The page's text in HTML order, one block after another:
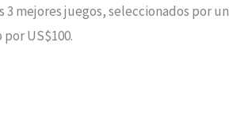
3 mejores juegos, seleccionados por un
US$100.